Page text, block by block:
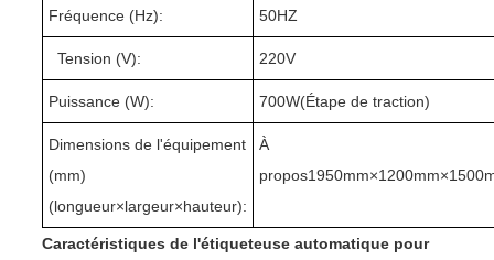
Fréquence (Hz): 50HZ
Tension (V): 220V
Puissance (W): 700W(Étape de traction)
Dimensions de l'équipement
(mm)
(longueur×largeur×hauteur):
À
propos1950mm×1 200mm×150
Caractéristiques de l'étiqueteuse automatique pour